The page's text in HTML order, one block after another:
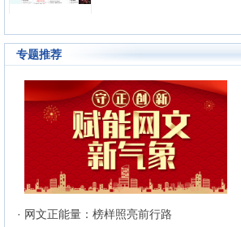
500余家，日均访问量3000W。
成为女性原创作者群体以及读者群
专题推荐
· 网文正能量：榜样照亮前行路